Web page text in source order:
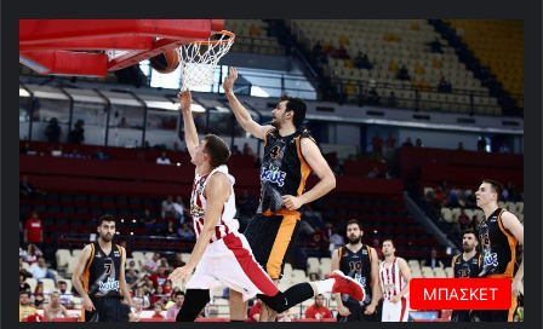
ΜΠΑΣΚΕΤ